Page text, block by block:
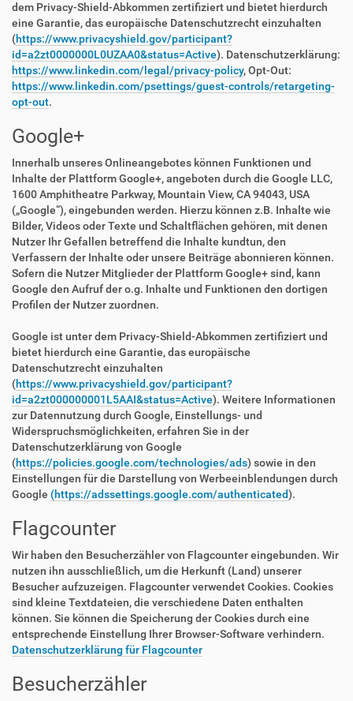
dem Privacy-Shield-Abkommen zertifiziert und bietet hierdurch
eine Garantie, das europäische Datenschutzrecht einzuhalten
(https://www.privacyshield.gov/participant?
id=a2zt0000000L0UZAA0&status=Active). Datenschutzerklärung:
https://www.linkedin.com/legal/privacy-policy, Opt-Out:
https://www.linkedin.com/psettings/guest-controls/retargeting-
opt-out.
Google+
Innerhalb unseres Onlineangebotes können Funktionen und
Inhalte der Plattform Google+, angeboten durch die Google LLC,
1600 Amphitheatre Parkway, Mountain View, CA 94043, USA
(„Google“), eingebunden werden. Hierzu können z.B. Inhalte wie
Bilder, Videos oder Texte und Schaltflächen gehören, mit denen
Nutzer Ihr Gefallen betreffend die Inhalte kundtun, den
Verfassern der Inhalte oder unsere Beiträge abonnieren können.
Sofern die Nutzer Mitglieder der Plattform Google+ sind, kann
Google den Aufruf der o.g. Inhalte und Funktionen den dortigen
Profilen der Nutzer zuordnen.
Google ist unter dem Privacy-Shield-Abkommen zertifiziert und
bietet hierdurch eine Garantie, das europäische
Datenschutzrecht einzuhalten
(https://www.privacyshield.gov/participant?
id=a2zt000000001L5AAI&status=Active). Weitere Informationen
zur Datennutzung durch Google, Einstellungs- und
Widerspruchsmöglichkeiten, erfahren Sie in der
Datenschutzerklärung von Google
(https://policies.google.com/technologies/ads) sowie in den
Einstellungen für die Darstellung von Werbeeinblendungen durch
Google (https://adssettings.google.com/authenticated).
Flagcounter
Wir haben den Besucherzähler von Flagcounter eingebunden. Wir
nutzen ihn ausschließlich, um die Herkunft (Land) unserer
Besucher aufzuzeigen. Flagcounter verwendet Cookies. Cookies
sind kleine Textdateien, die verschiedene Daten enthalten
können. Sie können die Speicherung der Cookies durch eine
entsprechende Einstellung Ihrer Browser-Software verhindern.
Datenschutzerklärung für Flagcounter
Besucherzähler